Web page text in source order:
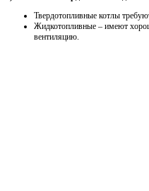
Твердотопливные котлы
Жидкотопливные – имеют
вентиляцию.